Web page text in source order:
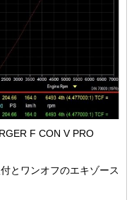
F CON V PRO
とワンオフのエキゾース